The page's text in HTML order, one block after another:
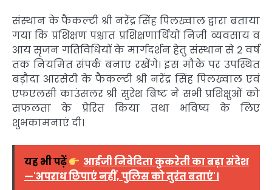
संस्थान के फैकल्टी श्री नरेंद्र सिंह पिलख्वाल द्वारा बताया
गया कि प्रशिक्षण पश्चात प्रशिक्षणार्थियों निजी व्यवसाय व
आय सृजन गतिविधियों के मार्गदर्शन हेतु संस्थान से 2 वर्ष
तक नियमित संपर्क बनाए रखेंगे। इस मौके पर उपस्थित
बड़ौदा आरसेटी के फैकल्टी श्री नरेंद्र सिंह पिलख्वाल एवं
एफएलसी काउंसलर श्री सुरेश बिष्ट ने सभी प्रशिक्षुओं को
सफलता के प्रेरित किया तथा भविष्य के लिए
शुभकामनाएं दी।
यह भी पढ़ें
आईजी निवेदिता कुकरेती का बड़ा संदेश
—'अपराध छिपाएं नहीं, पुलिस को तुरंत बताएं'।